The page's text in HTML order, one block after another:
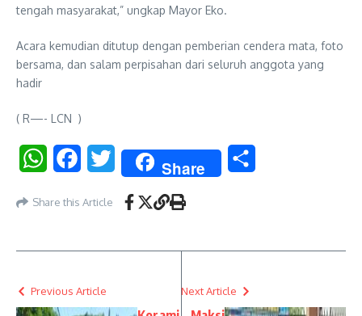
tengah masyarakat,” ungkap Mayor Eko.
Acara kemudian ditutup dengan pemberian cendera mata, foto
bersama, dan salam perpisahan dari seluruh anggota yang
hadir
( R—- LCN )
WhatsAppFacebookTwitter Share
Share this Article
Previous Article Next Article